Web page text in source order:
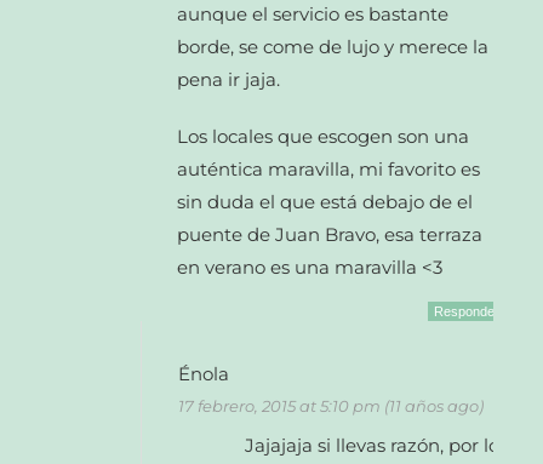
aunque el servicio es bastante
borde, se come de lujo y merece la
pena ir jaja.
Los locales que escogen son una
auténtica maravilla, mi favorito es
sin duda el que está debajo de el
puente de Juan Bravo, esa terraza
en verano es una maravilla <3
Responder
Énola
17 febrero, 2015 at 5:10 pm (11 años ago)
Jajajaja si llevas razón, por lo